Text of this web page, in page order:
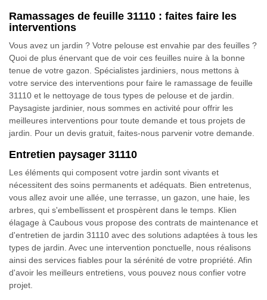
Ramassages de feuille 31110 : faites faire les
interventions
Vous avez un jardin ? Votre pelouse est envahie par des feuilles ?
Quoi de plus énervant que de voir ces feuilles nuire à la bonne
tenue de votre gazon. Spécialistes jardiniers, nous mettons à
votre service des interventions pour faire le ramassage de feuille
31110 et le nettoyage de tous types de pelouse et de jardin.
Paysagiste jardinier, nous sommes en activité pour offrir les
meilleures interventions pour toute demande et tous projets de
jardin. Pour un devis gratuit, faites-nous parvenir votre demande.
Entretien paysager 31110
Les éléments qui composent votre jardin sont vivants et
nécessitent des soins permanents et adéquats. Bien entretenus,
vous allez avoir une allée, une terrasse, un gazon, une haie, les
arbres, qui s'embellissent et prospèrent dans le temps. Klien
élagage à Caubous vous propose des contrats de maintenance et
d'entretien de jardin 31110 avec des solutions adaptées à tous les
types de jardin. Avec une intervention ponctuelle, nous réalisons
ainsi des services fiables pour la sérénité de votre propriété. Afin
d'avoir les meilleurs entretiens, vous pouvez nous confier votre
projet.